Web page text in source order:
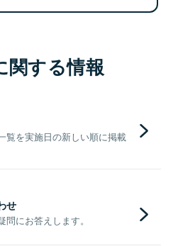
関する情報
覧を実施日の新しい順に掲載
せ
にお答えします。